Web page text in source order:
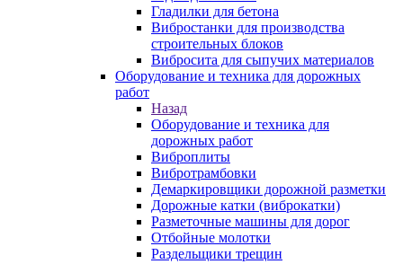
Гладилки для бетона
Вибростанки для производства
строительных блоков
Вибросита для сыпучих материалов
Оборудование и техника для дорожных
работ
Назад
Оборудование и техника для
дорожных работ
Виброплиты
Вибротрамбовки
Демаркировщики дорожной разметки
Дорожные катки (виброкатки)
Разметочные машины для дорог
Отбойные молотки
Раздельщики трещин